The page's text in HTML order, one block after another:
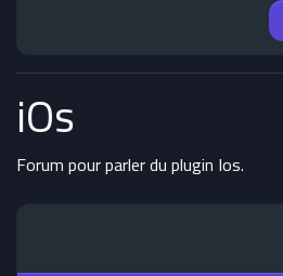
iOs
Forum pour parler du plugin Ios.